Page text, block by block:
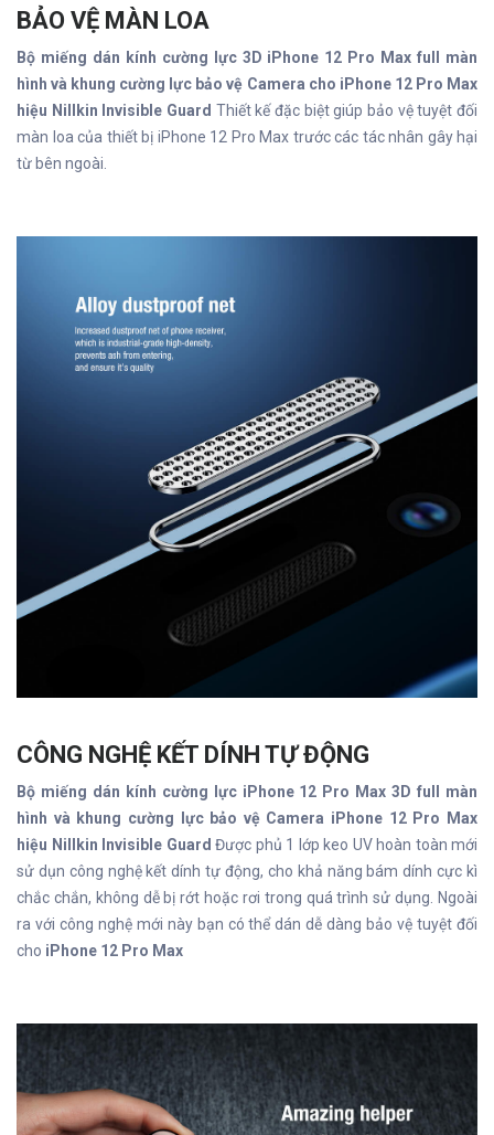
BẢO VỆ MÀN LOA
Bộ miếng dán kính cường lực 3D iPhone 12 Pro Max full màn
hình và khung cường lực bảo vệ Camera cho iPhone 12 Pro Max
hiệu Nillkin Invisible Guard Thiết kế đặc biệt giúp bảo vệ tuyệt đối
màn loa của thiết bị iPhone 12 Pro Max trước các tác nhân gây hại
từ bên ngoài.
CÔNG NGHỆ KẾT DÍNH TỰ ĐỘNG
Bộ miếng dán kính cường lực iPhone 12 Pro Max 3D full màn
hình và khung cường lực bảo vệ Camera iPhone 12 Pro Max
hiệu Nillkin Invisible Guard Được phủ 1 lớp keo UV hoàn toàn mới
sử dụn công nghệ kết dính tự động, cho khả năng bám dính cực kì
chắc chắn, không dễ bị rớt hoặc rơi trong quá trình sử dụng. Ngoài
ra với công nghệ mới này bạn có thể dán dễ dàng bảo vệ tuyệt đối
cho iPhone 12 Pro Max